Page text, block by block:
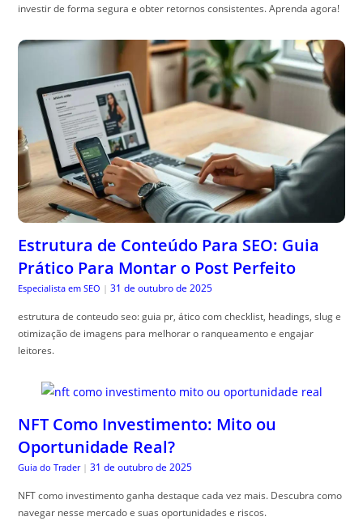
investir de forma segura e obter retornos consistentes. Aprenda agora!
Estrutura de Conteúdo Para SEO: Guia
Prático Para Montar o Post Perfeito
Especialista em SEO | 31 de outubro de 2025
estrutura de conteudo seo: guia pr, ático com checklist, headings, slug e
otimização de imagens para melhorar o ranqueamento e engajar
leitores.
NFT Como Investimento: Mito ou
Oportunidade Real?
Guia do Trader | 31 de outubro de 2025
NFT como investimento ganha destaque cada vez mais. Descubra como
navegar nesse mercado e suas oportunidades e riscos.